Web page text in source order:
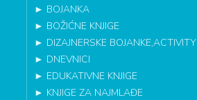
► BOJANKA
► BOŽIĆNE KNJIGE
► DIZAJNERSKE BOJANKE,ACTIVITY
► DNEVNICI
► EDUKATIVNE KNJIGE
► KNJIGE ZA NAJMLAĐE